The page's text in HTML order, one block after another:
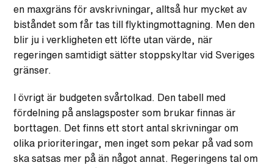
en maxgräns för avskrivningar, alltså hur mycket av
biståndet som får tas till flyktingmottagning. Men den
blir ju i verkligheten ett löfte utan värde, när
regeringen samtidigt sätter stoppskyltar vid Sveriges
gränser.
I övrigt är budgeten svårtolkad. Den tabell med
fördelning på anslagsposter som brukar finnas är
borttagen. Det finns ett stort antal skrivningar om
olika prioriteringar, men inget som pekar på vad som
ska satsas mer på än något annat. Regeringens tal om